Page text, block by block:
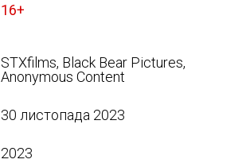
16+
STXfilms, Black Bear Pictures,
Anonymous Content
30 листопада 2023
2023